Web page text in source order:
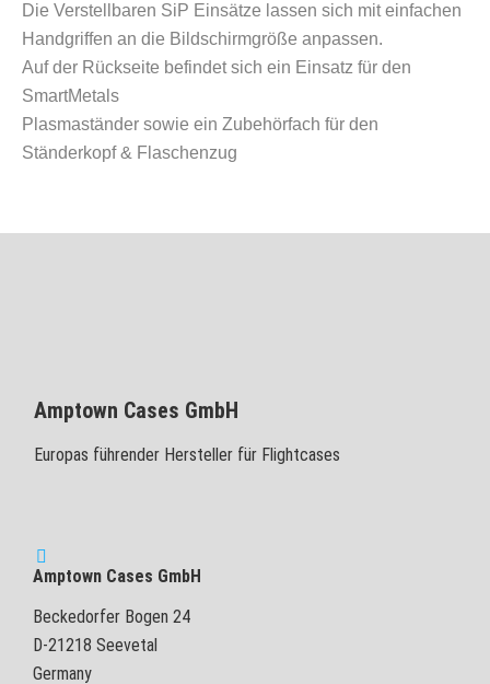
Die Verstellbaren SiP Einsätze lassen sich mit einfachen
Handgriffen an die Bildschirmgröße anpassen.
Auf der Rückseite befindet sich ein Einsatz für den
SmartMetals
Plasmaständer sowie ein Zubehörfach für den
Ständerkopf & Flaschenzug
Amptown Cases GmbH
Europas führender Hersteller für Flightcases
Amptown Cases GmbH
Beckedorfer Bogen 24
D-21218 Seevetal
Germany